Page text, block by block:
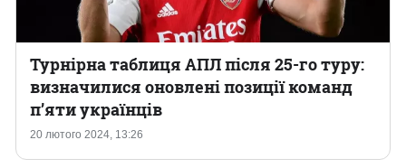
20 лютого 2024, 13:26
Турнірна таблиця АПЛ після 25-го туру:
визначилися оновлені позиції команд
п’яти українців